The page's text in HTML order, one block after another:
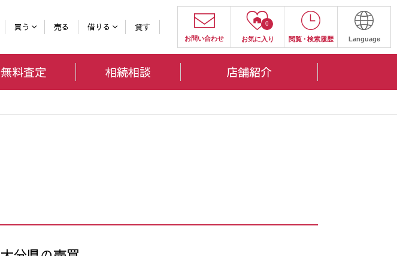
買う 売る 借りる 貸す
お問い合わせ
0
お気に入り 閲覧・ 検索履歴 Language
無料査定 相続相談 店舗紹介